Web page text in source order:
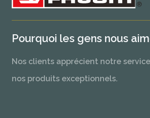
Pourquoi les gens nous
Nos clients apprécient notre
nos produits exceptionnels.